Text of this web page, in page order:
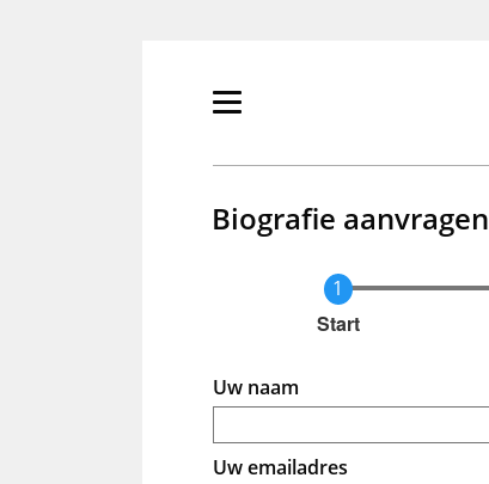
Primair
tonen/verbergen
Biografie aanvragen
Huidige
Start
Uw naam
Uw emailadres